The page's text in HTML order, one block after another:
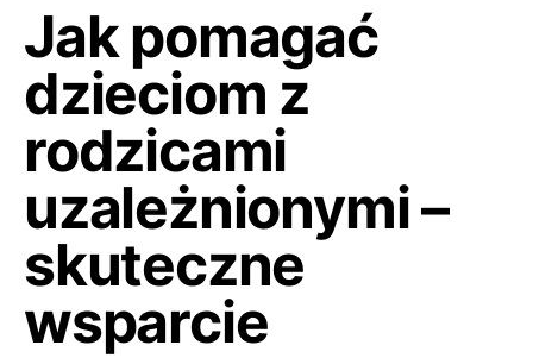
Jak pomagać
dzieciom z
rodzicami
uzależnionymi –
skuteczne
wsparcie